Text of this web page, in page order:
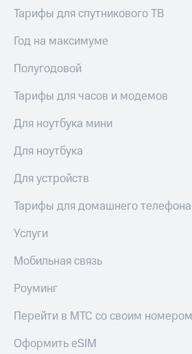
Тарифы для спутникового ТВ
Год на максимуме
Полугодовой
Тарифы для часов и модемов
Для ноутбука мини
Для ноутбука
Для устройств
Тарифы для домашнего телефона
Услуги
Мобильная связь
Роуминг
Перейти в МТС со своим номером
Оформить eSIM